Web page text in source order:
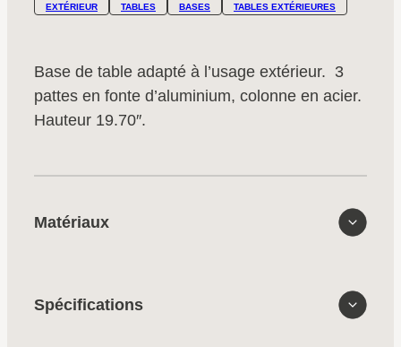
EXTÉRIEUR TABLES BASES TABLES EXTÉRIEURES
Base de table adapté à l’usage extérieur. 3
pattes en fonte d’aluminium, colonne en acier.
Hauteur 19.70″.
Matériaux
Spécifications